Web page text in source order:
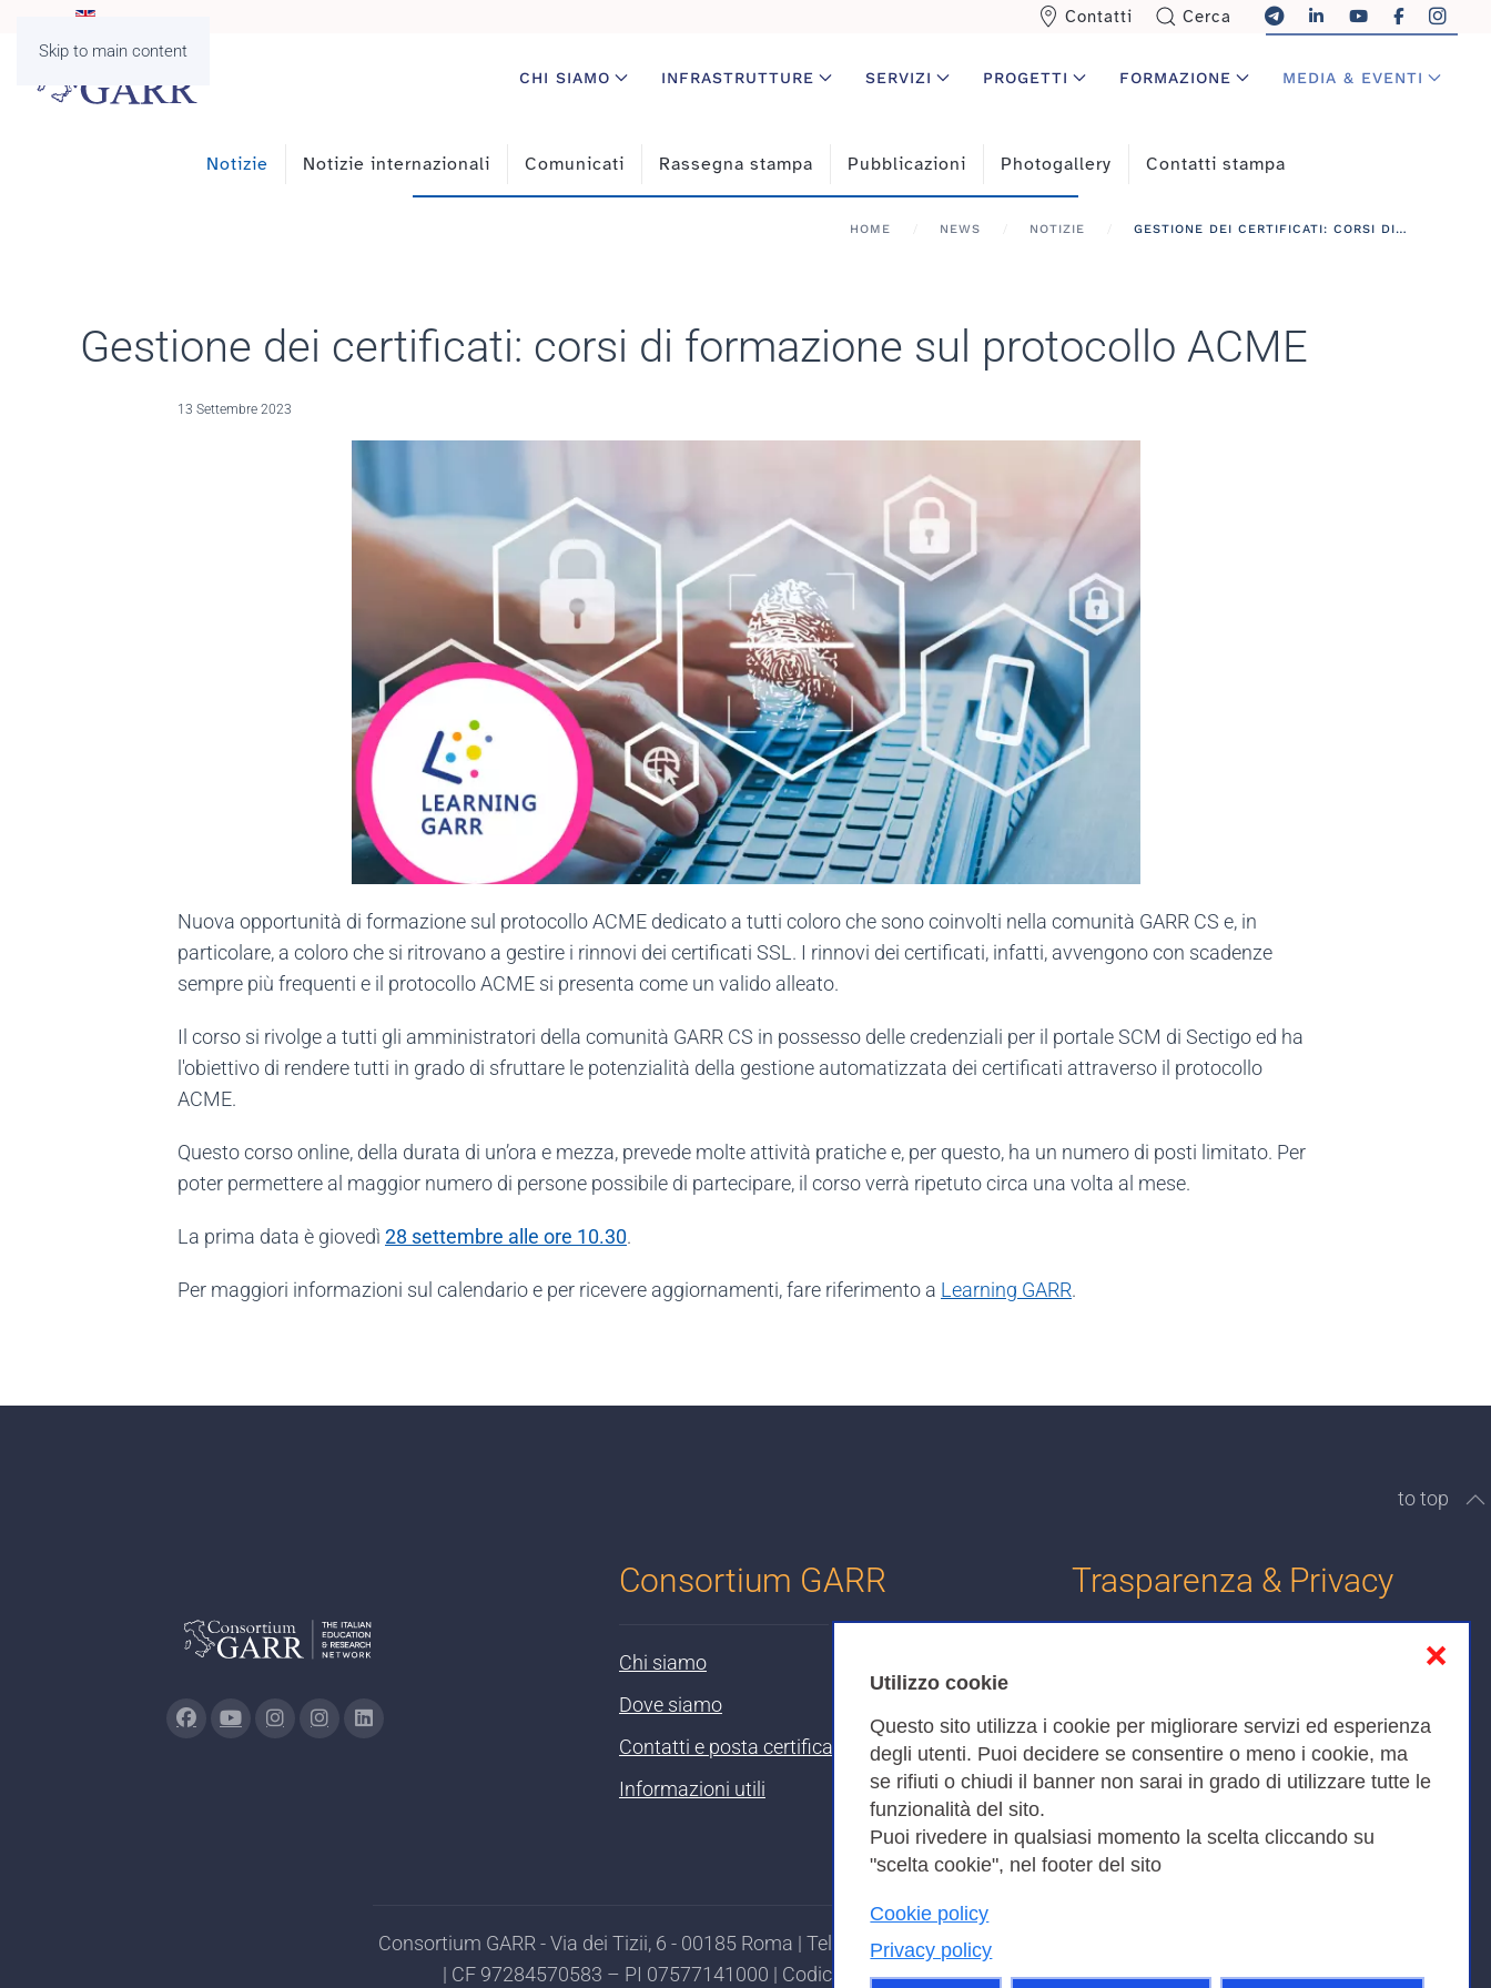
Utilizzo cookie
Questo sito utilizza i cookie per migliorare servizi ed esperienza
degli utenti. Puoi decidere se consentire o meno i cookie, ma
se rifiuti o chiudi il banner non sarai in grado di utilizzare tutte le
funzionalità del sito.
Puoi rivedere in qualsiasi momento la scelta cliccando su
"scelta cookie", nel footer del sito
Cookie policy
Privacy policy
❌
Skip to main content
Contatti Cerca
CHI SIAMO INFRASTRUTTURE SERVIZI PROGETTI FORMAZIONE MEDIA & EVENTI
Notizie Notizie internazionali Comunicati Rassegna stampa Pubblicazioni Photogallery Contatti stampa
HOME NEWS NOTIZIE GESTIONE DEI CERTIFICATI: CORSI DI FORMAZIONE SUL PROTOCOLLO ACME
Gestione dei certificati: corsi di formazione sul protocollo ACME
13 Settembre 2023
Nuova opportunità di formazione sul protocollo ACME dedicato a tutti coloro che sono coinvolti nella comunità GARR CS e, in
particolare, a coloro che si ritrovano a gestire i rinnovi dei certificati SSL. I rinnovi dei certificati, infatti, avvengono con scadenze
sempre più frequenti e il protocollo ACME si presenta come un valido alleato.
Il corso si rivolge a tutti gli amministratori della comunità GARR CS in possesso delle credenziali per il portale SCM di Sectigo ed ha
l'obiettivo di rendere tutti in grado di sfruttare le potenzialità della gestione automatizzata dei certificati attraverso il protocollo
ACME.
Questo corso online, della durata di un’ora e mezza, prevede molte attività pratiche e, per questo, ha un numero di posti limitato. Per
poter permettere al maggior numero di persone possibile di partecipare, il corso verrà ripetuto circa una volta al mese.
La prima data è giovedì 28 settembre alle ore 10.30.
Per maggiori informazioni sul calendario e per ricevere aggiornamenti, fare riferimento a Learning GARR.
to top
Consortium GARR
Chi siamo
Dove siamo
Contatti e posta certificata
Informazioni utili
Trasparenza & Privacy
Amministrazione trasparente
Bandi di Gara
Consortium GARR - Via dei Tizii, 6 - 00185 Roma | Tel. 0649622000 - Fax 0649622044
| CF 97284570583 – PI 07577141000 | Codice Destinatario 7EU9KEU |